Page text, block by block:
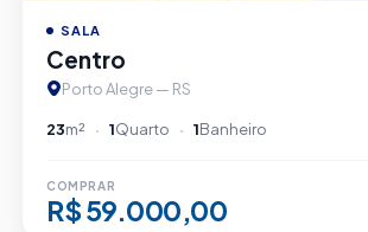
SALA
Centro
Porto Alegre — RS
23m² 1Quarto 1Banheiro
COMPRAR
R$ 59.000,00